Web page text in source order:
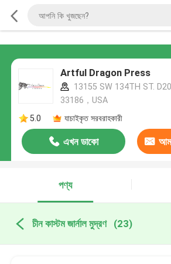
Artful Dragon Press
13155 SW 134TH ST.
33186，USA
5.0
যাচাইকৃত সরবরাহকারী
এখন ডাকো
পণ্য
চীন কাস্টম জার্নাল মুদ্রণ (23)